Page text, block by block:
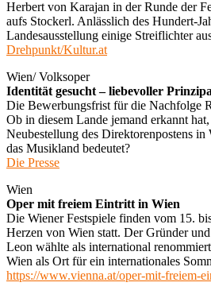
Herbert von Karajan in der Runde der
aufs Stockerl. Anlässlich des Hundert-
Landesausstellung einige Streiflichter
Drehpunkt/Kultur.at
Wien/ Volksoper
Identität gesucht – liebevoller
Die Bewerbungsfrist für die Nachfolge
Ob in diesem Lande jemand erkannt
Neubestellung des Direktorenpostens
das Musikland bedeutet?
Die Presse
Wien
Oper mit freiem Eintritt in Wien
Die Wiener Festspiele finden vom 15.
Herzen von Wien statt. Der Gründer
Leon wählte als international
Wien als Ort für ein internationales
https://www.vienna.at/oper-mit-freiem-